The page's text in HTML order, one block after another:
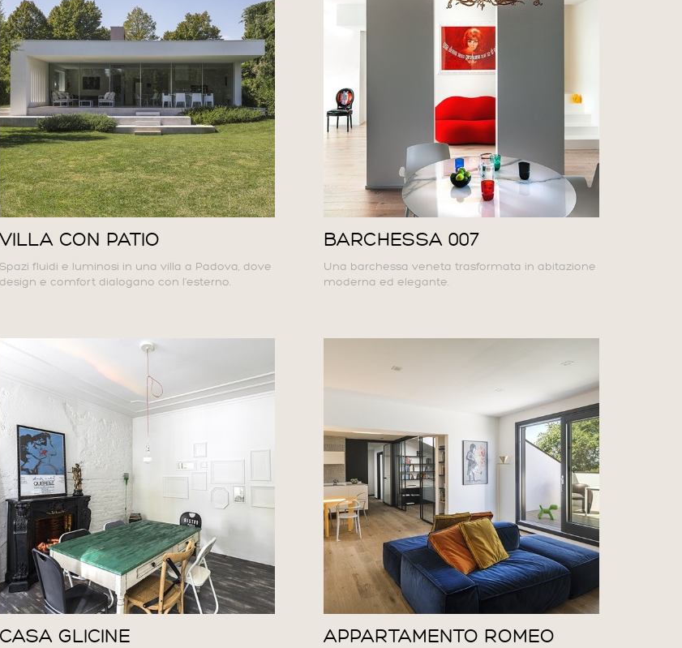
VILLA CON PATIO
Spazi fluidi e luminosi in una villa a Padova, dove
design e comfort dialogano con l’esterno.
BARCHESSA 007
Una barchessa veneta trasformata in abitazione
moderna ed elegante.
CASA GLICINE APPARTAMENTO ROMEO